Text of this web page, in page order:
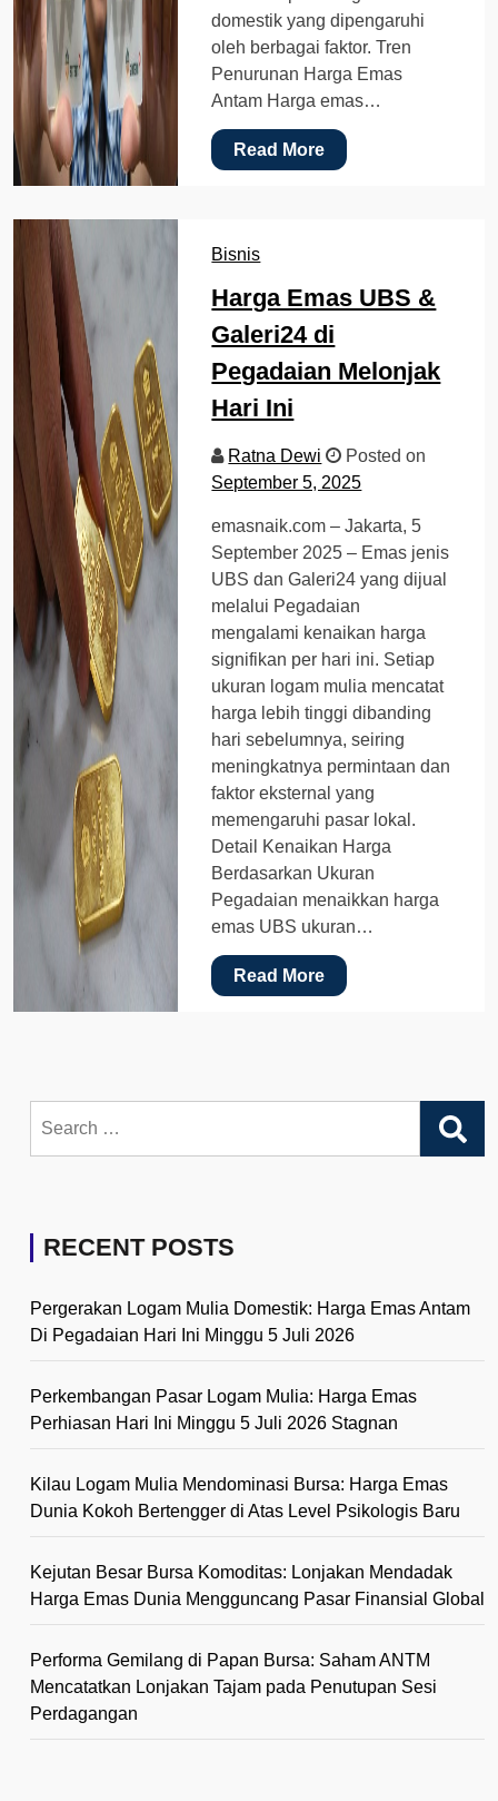
domestik yang dipengaruhi
oleh berbagai faktor. Tren
Penurunan Harga Emas
Antam Harga emas…
Read More
Bisnis
Harga Emas UBS &
Galeri24 di
Pegadaian Melonjak
Hari Ini
Ratna Dewi
Posted on
September 5, 2025
emasnaik.com – Jakarta, 5
September 2025 – Emas jenis
UBS dan Galeri24 yang dijual
melalui Pegadaian
mengalami kenaikan harga
signifikan per hari ini. Setiap
ukuran logam mulia mencatat
harga lebih tinggi dibanding
hari sebelumnya, seiring
meningkatnya permintaan dan
faktor eksternal yang
memengaruhi pasar lokal.
Detail Kenaikan Harga
Berdasarkan Ukuran
Pegadaian menaikkan harga
emas UBS ukuran…
Read More
for:
RECENT POSTS
Pergerakan Logam Mulia Domestik: Harga Emas Antam
Di Pegadaian Hari Ini Minggu 5 Juli 2026
Perkembangan Pasar Logam Mulia: Harga Emas
Perhiasan Hari Ini Minggu 5 Juli 2026 Stagnan
Kilau Logam Mulia Mendominasi Bursa: Harga Emas
Dunia Kokoh Bertengger di Atas Level Psikologis Baru
Kejutan Besar Bursa Komoditas: Lonjakan Mendadak
Harga Emas Dunia Mengguncang Pasar Finansial Global
Performa Gemilang di Papan Bursa: Saham ANTM
Mencatatkan Lonjakan Tajam pada Penutupan Sesi
Perdagangan